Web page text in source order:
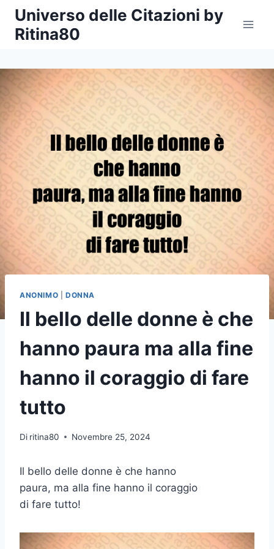
Salta
contenuto
Universo delle Citazioni by
Ritina80
ANONIMO DONNA
Il bello delle donne è che
hanno paura ma alla fine
hanno il coraggio di fare
tutto
Di ritina80 Novembre 25, 2024
Il bello delle donne è che hanno
paura, ma alla fine hanno il coraggio
di fare tutto!